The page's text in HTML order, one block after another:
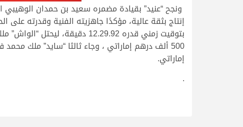
ونجح “عنيد” بقيادة مضمره سعيد بن حمدان
إماراتي.
.